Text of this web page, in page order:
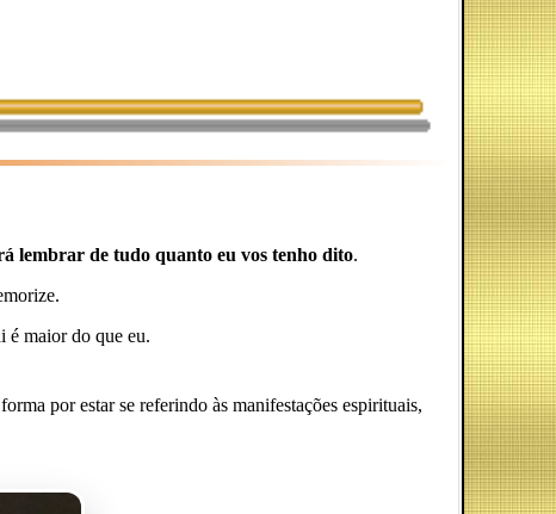
lembrar de tudo quanto eu vos tenho dito.
é maior do que eu.
por estar se referindo às manifestações espirituais,